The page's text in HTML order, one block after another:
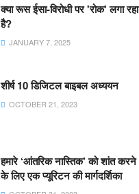
क्या रूस ईसा-विरोधी पर 'रोक' लगा रहा
है?
JANUARY 7, 2025
शीर्ष 10 डिजिटल बाइबल अध्ययन
OCTOBER 21, 2023
हमारे ‘आंतरिक नास्तिक’ को शांत करने
के लिए एक प्यूरिटन की मार्गदर्शिका